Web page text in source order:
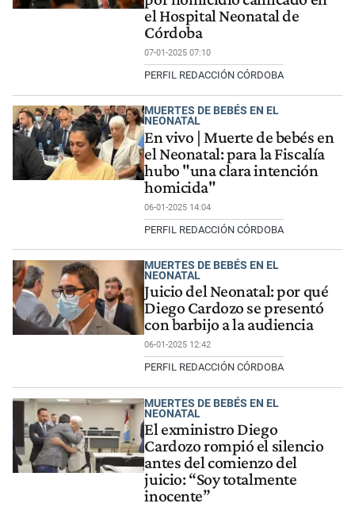
el Hospital Neonatal de
Córdoba
07-01-2025 07:10
PERFIL REDACCIÓN CÓRDOBA
MUERTES DE BEBÉS EN EL
NEONATAL
En vivo | Muerte de bebés en
el Neonatal: para la Fiscalía
hubo "una clara intención
homicida"
06-01-2025 14:04
PERFIL REDACCIÓN CÓRDOBA
MUERTES DE BEBÉS EN EL
NEONATAL
Juicio del Neonatal: por qué
Diego Cardozo se presentó
con barbijo a la audiencia
06-01-2025 12:42
PERFIL REDACCIÓN CÓRDOBA
MUERTES DE BEBÉS EN EL
NEONATAL
El exministro Diego
Cardozo rompió el silencio
antes del comienzo del
juicio: “Soy totalmente
inocente”